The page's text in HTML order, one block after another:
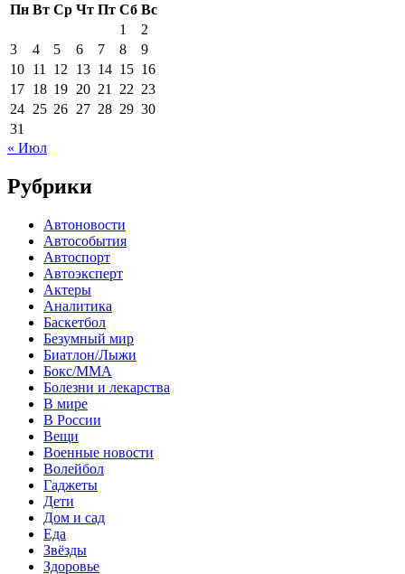
Пн Вт Ср Чт Пт Сб Вс
1
2
3
4 5 6 7 8
9
10 11 12 13 14 15 16
17 18 19 20 21 22 23
24 25 26 27 28 29 30
31
« Июл
Рубрики
Автоновости
Автособытия
Автоспорт
Автоэксперт
Актеры
Аналитика
Баскетбол
Безумный мир
Биатлон/Лыжи
Бокс/MMA
Болезни и лекарства
В мире
В России
Вещи
Военные новости
Волейбол
Гаджеты
Дети
Дом и сад
Еда
Звёзды
Здоровье